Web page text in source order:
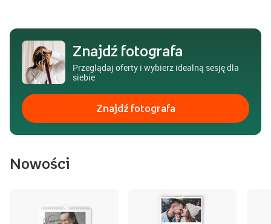
Znajdź fotografa
Przeglądaj oferty i wybierz idealną sesję dla
siebie
Znajdź fotografa
Nowości